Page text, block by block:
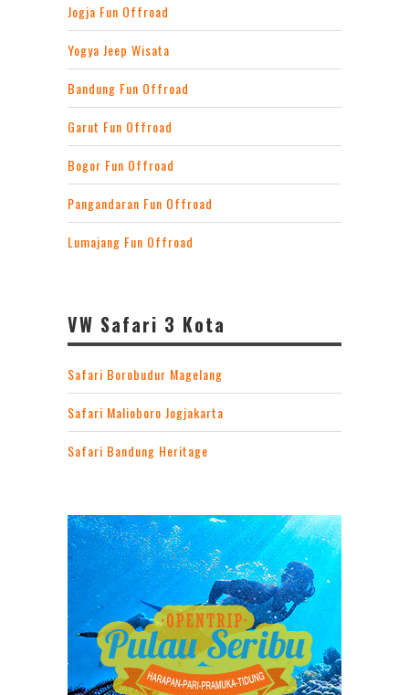
Jogja Fun Offroad
Yogya Jeep Wisata
Bandung Fun Offroad
Garut Fun Offroad
Bogor Fun Offroad
Pangandaran Fun Offroad
Lumajang Fun Offroad
VW Safari 3 Kota
Safari Borobudur Magelang
Safari Malioboro Jogjakarta
Safari Bandung Heritage